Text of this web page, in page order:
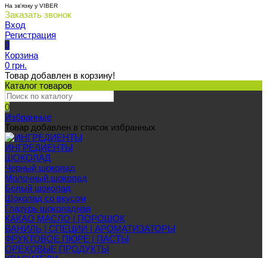
На зв'язку у VIBER
Заказать звонок
Вход
Регистрация
0
Корзина
0 грн.
Товар добавлен в корзину!
Каталог товаров
0
Избранные
Товар добавлен в список избранных
ИНГРЕДИЕНТЫ
ШОКОЛАД
Черный шоколад
Молочный шоколад
Белый шоколад
Шоколад со вкусом
Глазурь шоколадная
КАКАО МАСЛО | ПОРОШОК
ВАНИЛЬ | СПЕЦИИ | АРОМАТИЗАТОРЫ
ФРУКТОВОЕ ПЮРЕ | ПАСТЫ
ОРЕХОВЫЕ ПРОДУКТЫ